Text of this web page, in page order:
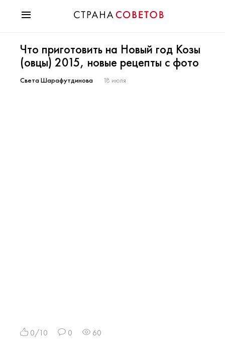
Мода
Звезды
Гороскопы
Что приготовить на Новый год Козы
(овцы) 2015, новые рецепты с фото
Света Шарафутдинова 18 июля
0/10 0 60